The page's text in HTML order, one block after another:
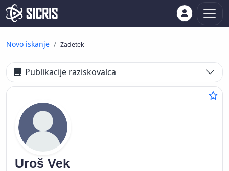
Novo iskanje Zadetek
Publikacije raziskovalca
Uroš Vek